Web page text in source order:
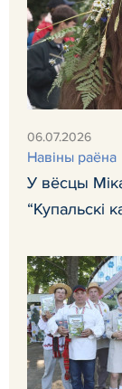
06.07.2026
Навiны раёна
У вёсцы
“Купальскі